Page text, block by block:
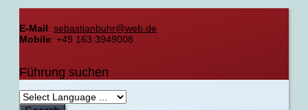
E-Mail: sebastianbuhr@web.de
Mobile: +49 163 3949008
Führung suchen